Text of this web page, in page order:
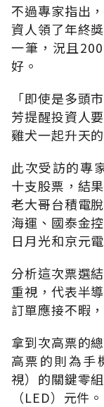
不過專家指出
資人領了年終
一筆，況且
好。
「即使是多頭
芳提醒投資人
雞犬一起升天
此次受訪的專
十支股票，結
老大哥台積電
海運、國泰金
日月光和京元
分析這次票選
重視，代表半
訂單應接不暇
拿到次高票的
高票的則為手
視）的關鍵零
（LED）元件。